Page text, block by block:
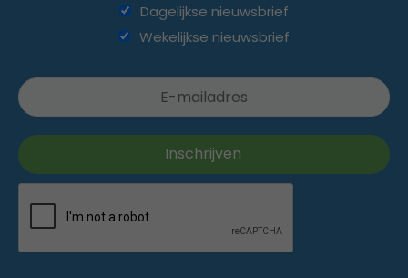
Dagelijkse nieuwsbrief
Wekelijkse nieuwsbrief